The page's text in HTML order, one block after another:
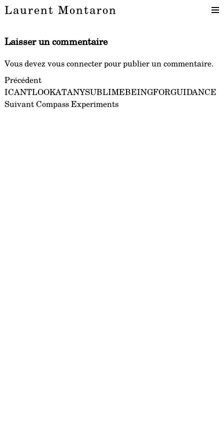
Laurent Montaron
Laisser un commentaire
Vous devez vous connecterpour publier un commentaire.
Navigation
de
PrécédentArticle
précédent :
ICANTLOOKATANYSUBLIMEBEINGFORGUIDANCE
SuivantArticle
Compass Experiments